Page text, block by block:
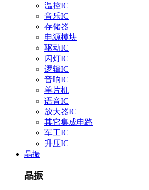
温控IC
音乐IC
存储器
电源模块
驱动IC
闪灯IC
逻辑IC
音响IC
单片机
语音IC
放大器IC
其它集成电路
军工IC
升压IC
晶振
晶振